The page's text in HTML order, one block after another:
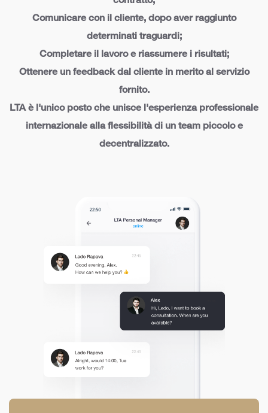
Comunicare con il cliente, dopo aver raggiunto
determinati traguardi;
Completare il lavoro e riassumere i risultati;
Ottenere un feedback dal cliente in merito al servizio
fornito.
LTA è l'unico posto che unisce l'esperienza professionale
internazionale alla flessibilità di un team piccolo e
decentralizzato.